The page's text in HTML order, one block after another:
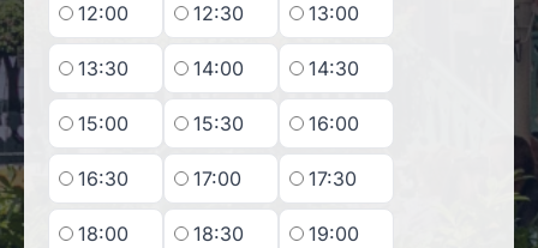
12:00
12:30 13:00
13:30 14:00 14:30
15:00 15:30 16:00
16:30 17:00 17:30
18:00 18:30 19:00